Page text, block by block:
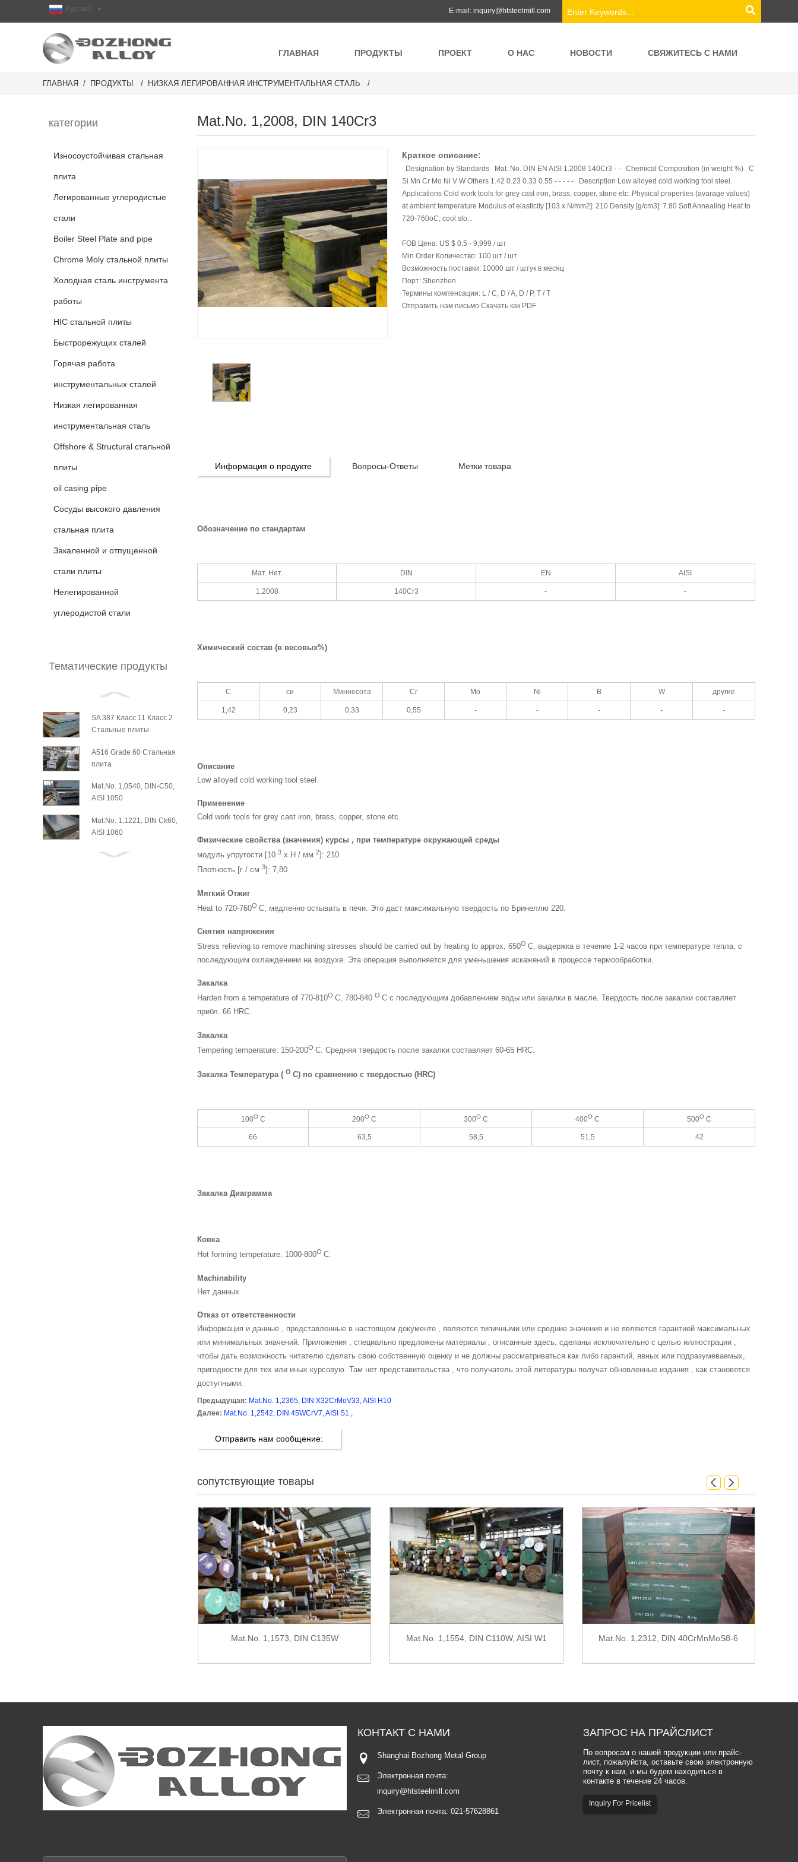
Русский E-mail: inquiry@htsteelmill.com
ГЛАВНАЯ ПРОДУКТЫ ПРОЕКТ О НАС НОВОСТИ СВЯЖИТЕСЬ С НАМИ
ГЛАВНАЯ ПРОДУКТЫ НИЗКАЯ ЛЕГИРОВАННАЯ ИНСТРУМЕНТАЛЬНАЯ СТАЛЬ
категории
Износоустойчивая стальная
плита
Легированные углеродистые
стали
Boiler Steel Plate and pipe
Chrome Moly стальной плиты
Холодная сталь инструмента
работы
HIC стальной плиты
Быстрорежущих сталей
Горячая работа
инструментальных сталей
Низкая легированная
инструментальная сталь
Offshore & Structural стальной
плиты
oil casing pipe
Сосуды высокого давления
стальная плита
Закаленной и отпущенной
стали плиты
Нелегированной
углеродистой стали
Тематические продукты
SA 387 Класс 11 Класс 2
Стальные плиты
A516 Grade 60 Стальная
плита
Mat.No. 1,0540, DIN-С50,
AISI 1050
Mat.No. 1,1221, DIN Ck60,
AISI 1060
Mat.No. 1,2008, DIN 140Cr3
Краткое описание:
Designation by Standards Mat. No. DIN EN AISI 1.2008 140Cr3 - - Chemical Composition (in weight %) C
Si Mn Cr Mo Ni V W Others 1.42 0.23 0.33 0.55 - - - - - Description Low alloyed cold working tool steel.
Applications Cold work tools for grey cast iron, brass, copper, stone etc. Physical properties (avarage values)
at ambient temperature Modulus of elasticity [103 x N/mm2]: 210 Density [g/cm3]: 7.80 Soft Annealing Heat to
720-760oC, cool slo...
FOB Цена: US $ 0,5 - 9,999 / шт
Min.Order Количество: 100 шт / шт
Возможность поставки: 10000 шт / штук в месяц
Порт: Shenzhen
Термины компенсации: L / C, D / A, D / P, T / T
Отправить нам письмо Скачать как PDF
Информация о продукте Вопросы-Ответы Метки товара
Обозначение по стандартам
Мат. Нет. DIN EN AISI
1,2008 140Cr3 - -
Химический состав (в весовых%)
С си Миннесота Cr Mo Ni В W другие
1,42 0,23 0,33 0,55 - - - - -
Описание
Low alloyed cold working tool steel.
Применение
Cold work tools for grey cast iron, brass, copper, stone etc.
Физические свойства (значения) курсы , при температуре окружающей среды
модуль упругости [10 3 х Н / мм 2]: 210
Плотность [г / см 3]: 7,80
Мягкий Отжиг
Heat to 720-760O С, медленно остывать в печи. Это даст максимальную твердость по Бринеллю 220.
Снятия напряжения
Stress relieving to remove machining stresses should be carried out by heating to approx. 650O С, выдержка в течение 1-2 часов при температуре тепла, с
последующим охлаждением на воздухе. Эта операция выполняется для уменьшения искажений в процессе термообработки.
Закалка
Harden from a temperature of 770-810O С, 780-840 O С с последующим добавлением воды или закалки в масле. Твердость после закалки составляет
прибл. 66 HRC.
Закалка
Tempering temperature: 150-200O С. Средняя твердость после закалки составляет 60-65 HRC.
Закалка Температура ( O С) по сравнению с твердостью (HRC)
100O С 200O С 300O С 400O С 500O С
66 63,5 58,5 51,5 42
Закалка Диаграмма
Ковка
Hot forming temperature: 1000-800O С.
Machinability
Нет данных.
Отказ от ответственности
Информация и данные , представленные в настоящем документе , являются типичными или средние значения и не являются гарантией максимальных
или минимальных значений. Приложения , специально предложены материалы , описанные здесь, сделаны исключительно с целью иллюстрации ,
чтобы дать возможность читателю сделать свою собственную оценку и не должны рассматриваться как либо гарантий, явных или подразумеваемых,
пригодности для тех или иных курсовую. Там нет представительства , что получатель этой литературы получат обновленные издания , как становятся
доступными.
Предыдущая: Mat.No. 1,2365, DIN X32CrMoV33, AISI H10
Далее: Mat.No. 1,2542, DIN 45WCrV7, AISI S1 ,
Отправить нам сообщение:
сопутствующие товары
Mat.No. 1,1573, DIN C135W Mat.No. 1,1554, DIN C110W, AISI W1 Mat.No. 1,2312, DIN 40CrMnMoS8-6
ЗАПРОС НА ПРАЙСЛИСТ
По вопросам о нашей продукции или прайс-
лист, пожалуйста, оставьте свою электронную
почту к нам, и мы будем находиться в
контакте в течение 24 часов.
Inquiry For Pricelist
КОНТАКТ С НАМИ
Shanghai Bozhong Metal Group
Электронная почта:
inquiry@htsteelmill.com
Электронная почта: 021-57628861